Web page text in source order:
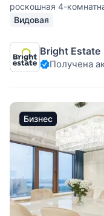
роскошная 4-
премиальном жилом
ИДЕАЛЬНОЕ
Комплекс расположен
Видовая
Bright Estate
Получена
Бизнес